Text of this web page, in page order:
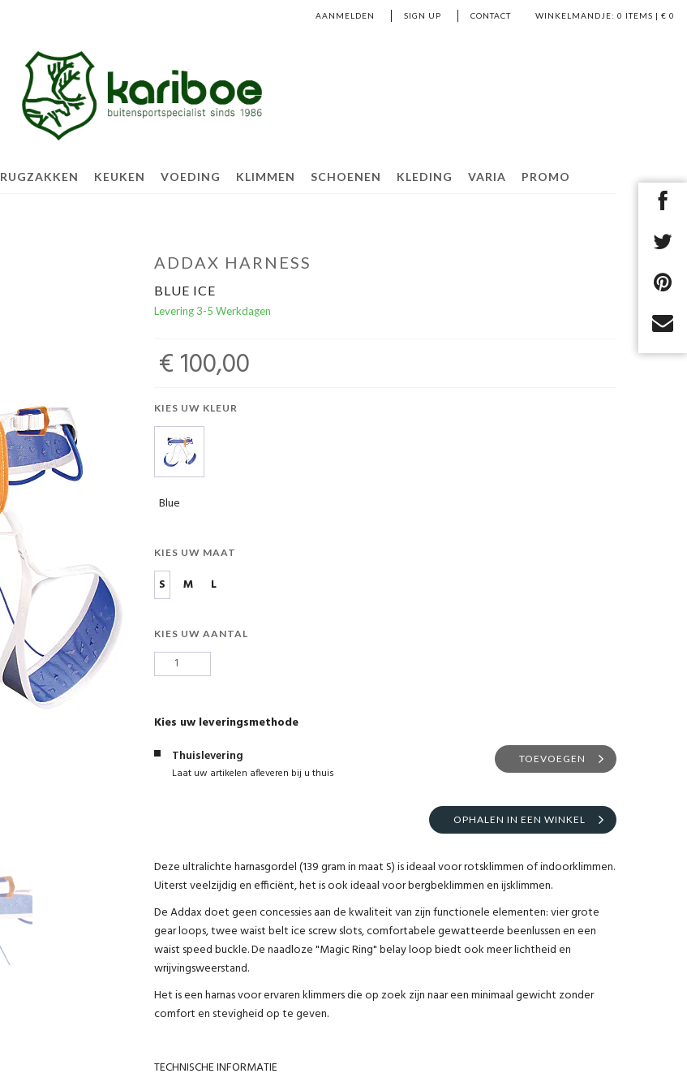
WINKELMANDJE: 0 ITEMS | € 0
AANMELDEN SIGN UP CONTACT
RUGZAKKEN KEUKEN VOEDING KLIMMEN SCHOENEN KLEDING VARIA PROMO
ADDAX HARNESS
BLUE ICE
Levering 3-5 Werkdagen
€ 100,00
KIES UW KLEUR
Blue
KIES UW MAAT
S M L
KIES UW AANTAL
Kies uw leveringsmethode
Thuislevering
Laat uw artikelen afleveren bij u thuis
TOEVOEGEN
OPHALEN IN EEN WINKEL
Deze ultralichte harnasgordel (139 gram in maat S) is ideaal voor rotsklimmen of indoorklimmen.
Uiterst veelzijdig en efficiënt, het is ook ideaal voor bergbeklimmen en ijsklimmen.
De Addax doet geen concessies aan de kwaliteit van zijn functionele elementen: vier grote
gear loops, twee waist belt ice screw slots, comfortabele gewatteerde beenlussen en een
waist speed buckle. De naadloze "Magic Ring" belay loop biedt ook meer lichtheid en
wrijvingsweerstand.
Het is een harnas voor ervaren klimmers die op zoek zijn naar een minimaal gewicht zonder
comfort en stevigheid op te geven.
TECHNISCHE INFORMATIE